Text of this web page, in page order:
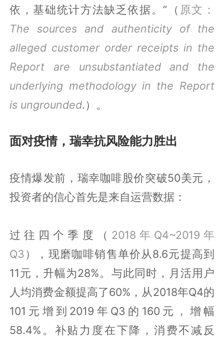
依，基础统计方法缺乏依据。”（ 原文：
The sources and authenticity of the
alleged customer order receipts in the
Report are unsubstantiated and the
underlying methodology in the Report
is ungrounded.）。
面对疫情，瑞幸抗风险能力胜出
疫情爆发前，瑞幸咖啡股价突破50美元，
投资者的信心首先是来自运营数据：
过往四个季度（ 2018年Q4~2019年
Q3 ），现磨咖啡销售单价从8.6元提高到
11元，升幅为28%。与此同时，月活用户
人均消费金额提高了60%，从2018年Q4的
101元增到2019年Q3的160元，增幅
58.4%。补贴力度在下降，消费不减反